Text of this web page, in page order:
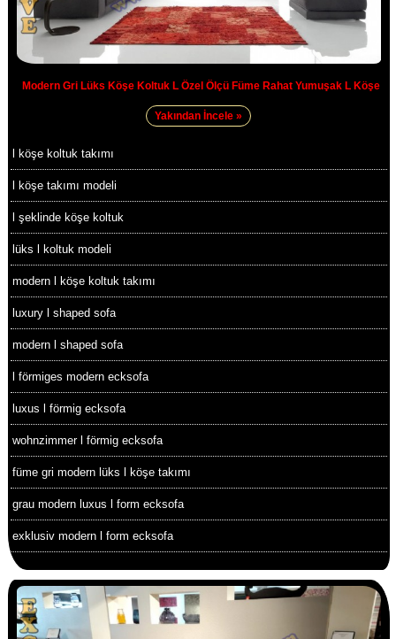
Modern Gri Lüks Köşe Koltuk L Özel Ölçü Füme Rahat Yumuşak L Köşe
Yakından İncele »
l köşe koltuk takımı
l köşe takımı modeli
l şeklinde köşe koltuk
lüks l koltuk modeli
modern l köşe koltuk takımı
luxury l shaped sofa
modern l shaped sofa
l förmiges modern ecksofa
luxus l förmig ecksofa
wohnzimmer l förmig ecksofa
füme gri modern lüks l köşe takımı
grau modern luxus l form ecksofa
exklusiv modern l form ecksofa